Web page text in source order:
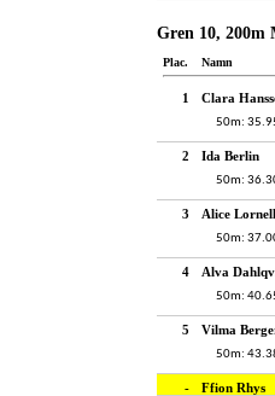
Gren 10, 200m
Plac. Namn
1 Clara
50m:
2 Ida Berlin
50m:
3 Alice Lornell
50m:
4 Alva
50m:
5 Vilma
50m:
- Ffion Rhys